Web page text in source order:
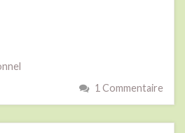
1 Commentaire